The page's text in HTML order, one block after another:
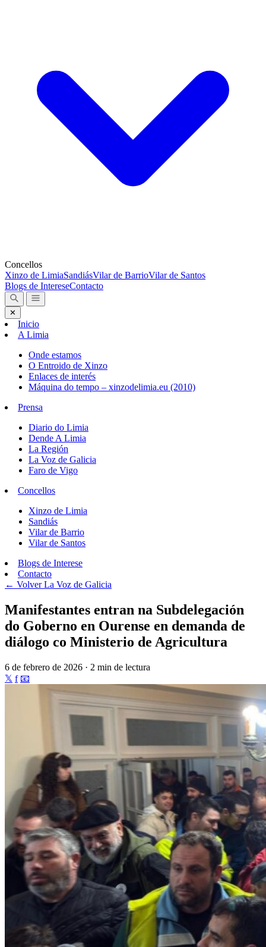
Concellos
Xinzo de LimiaSandiásVilar de BarrioVilar de Santos
Blogs de IntereseContacto
✕
Inicio
A Limia
Onde estamos
O Entroido de Xinzo
Enlaces de interés
Máquina do tempo – xinzodelimia.eu (2010)
Prensa
Diario do Limia
Dende A Limia
La Región
La Voz de Galicia
Faro de Vigo
Concellos
Xinzo de Limia
Sandiás
Vilar de Barrio
Vilar de Santos
Blogs de Interese
Contacto
← VolverLa Voz de Galicia
Manifestantes entran na Subdelegación
do Goberno en Ourense en demanda de
diálogo co Ministerio de Agricultura
6 de febrero de 2026 · 2 min de lectura
𝕏 f 📧